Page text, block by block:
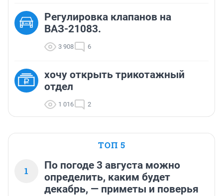
Регулировка клапанов на
ВАЗ-21083.
3 908 6
хочу открыть трикотажный
отдел
1 016 2
ТОП 5
1
По погоде 3 августа можно
определить, каким будет
декабрь, — приметы и поверья